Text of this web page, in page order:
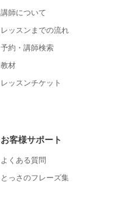
講師について
レッスンまでの流れ
予約・講師検索
教材
レッスンチケット
お客様サポート
よくある質問
とっさのフレーズ集